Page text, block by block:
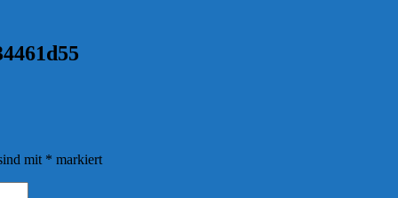
mit * markiert